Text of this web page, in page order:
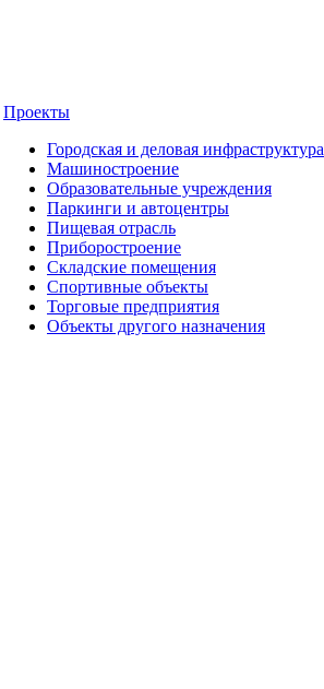
Проекты
Городская и деловая инфраструктура
Машиностроение
Образовательные учреждения
Паркинги и автоцентры
Пищевая отрасль
Приборостроение
Складские помещения
Спортивные объекты
Торговые предприятия
Объекты другого назначения